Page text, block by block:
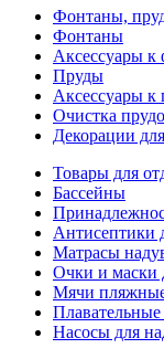
Фонтаны,
Фонтаны
Аксессуары к
Пруды
Аксессуары к
Очистка
Декорации
Товары для
Бассейны
Антисептики
Матраcы
Очки и маски
Мячи
Насосы для